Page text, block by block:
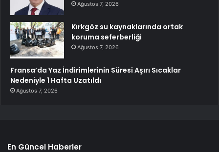
Ağustos 7, 2026
Kırkgöz su kaynaklarında ortak
koruma seferberliği
Ağustos 7, 2026
Fransa’da Yaz İndirimlerinin Süresi Aşırı Sıcaklar
Nedeniyle 1 Hafta Uzatıldı
Ağustos 7, 2026
En Güncel Haberler